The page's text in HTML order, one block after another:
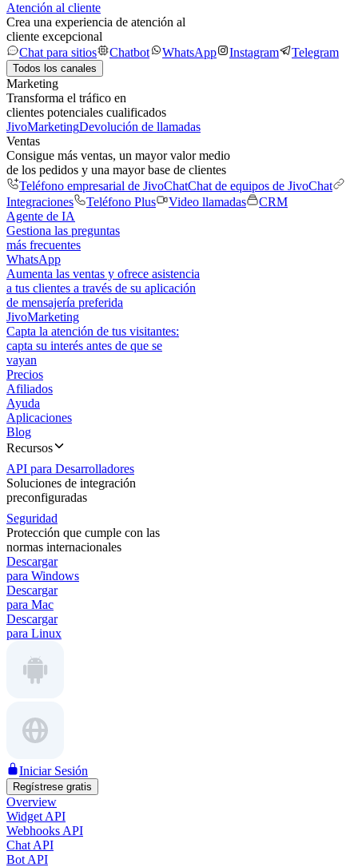
Atención al cliente
Crea una experiencia de atención al
cliente excepcional
Chat para sitios
Chatbot WhatsApp Instagram Telegram
Todos los canales
Marketing
Transforma el tráfico en
clientes potenciales cualificados
JivoMarketingDevolución de llamadas
Ventas
Consigue más ventas, un mayor valor medio
de los pedidos y una mayor base de clientes
Teléfono empresarial de JivoChatChat de equipos de JivoChat
Integraciones
Teléfono Plus Video llamadas
CRM
Agente de IA
Gestiona las preguntas
más frecuentes
WhatsApp
Aumenta las ventas y ofrece asistencia
a tus clientes a través de su aplicación
de mensajería preferida
JivoMarketing
Capta la atención de tus visitantes:
capta su interés antes de que se
vayan
Precios
Afiliados
Ayuda
Aplicaciones
Blog
Recursos
API para Desarrolladores
Soluciones de integración
preconfiguradas
Seguridad
Protección que cumple con las
normas internacionales
Descargar
para Windows
Descargar
para Mac
Descargar
para Linux
Iniciar Sesión
Regístrese gratis
Overview
Widget API
Webhooks API
Chat API
Bot API